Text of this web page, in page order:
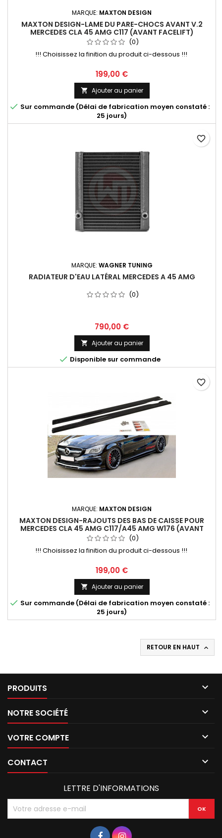
MARQUE: MAXTON DESIGN
MAXTON DESIGN-LAME DU PARE-CHOCS AVANT V.2
MERCEDES CLA 45 AMG C117 (AVANT FACELIFT)
(0)
!!! Choisissez la finition du produit ci-dessous !!!
Prix
199,00 €
 Ajouter au panier
 Sur commande (Délai de fabrication moyen constaté :
25 jours)
MARQUE: WAGNER TUNING
RADIATEUR D'EAU LATÉRAL MERCEDES A 45 AMG
(0)
Prix
790,00 €
 Ajouter au panier
 Disponible sur commande
favorite_border
MARQUE: MAXTON DESIGN
MAXTON DESIGN-RAJOUTS DES BAS DE CAISSE POUR
MERCEDES CLA 45 AMG C117/A45 AMG W176 (AVANT
FACELIFT) (0)
!!! Choisissez la finition du produit ci-dessous !!!
Prix
199,00 €
 Ajouter au panier
 Sur commande (Délai de fabrication moyen constaté :
25 jours)
favorite_border
RETOUR EN HAUT 
PRODUITS 
NOTRE SOCIÉTÉ 
VOTRE COMPTE 
CONTACT 
LETTRE D'INFORMATIONS